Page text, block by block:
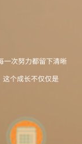
一次努力都留下清晰
这个成长不仅仅是